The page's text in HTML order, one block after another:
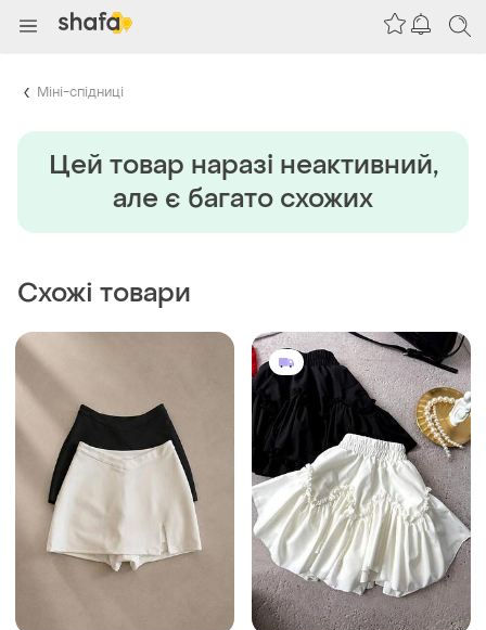
Міні-спідниці
Цей товар наразi неактивний,
але є багато схожих
Схожі товари